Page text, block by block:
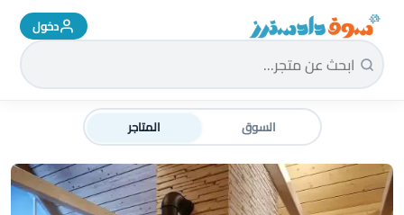
سوق دادسترز الرئيسية دخول
السوق المتاجر